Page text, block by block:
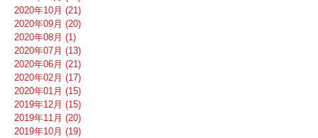
2020年10月 (21)
2020年09月 (20)
2020年08月 (1)
2020年07月 (13)
2020年06月 (21)
2020年02月 (17)
2020年01月 (15)
2019年12月 (15)
2019年11月 (20)
2019年10月 (19)